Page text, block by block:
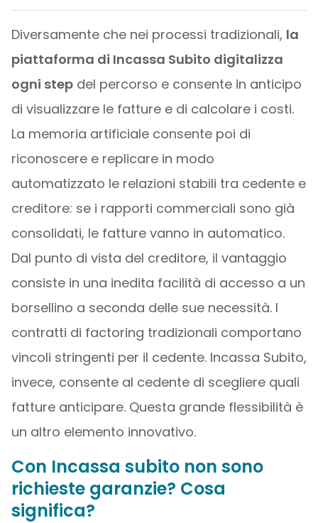
Diversamente che nei processi tradizionali, la
piattaforma di Incassa Subito digitalizza
ogni stepdel percorso e consente in anticipo
di visualizzare le fatture e di calcolare i costi.
La memoria artificiale consente poi di
riconoscere e replicare in modo
automatizzato le relazioni stabili tra cedente e
creditore: se i rapporti commerciali sono già
consolidati, le fatture vanno in automatico.
Dal punto di vista del creditore, il vantaggio
consiste in una inedita facilità di accesso a un
borsellino a seconda delle sue necessità. I
contratti di factoring tradizionali comportano
vincoli stringenti per il cedente. Incassa Subito,
invece, consente al cedente di scegliere quali
fatture anticipare. Questa grande flessibilità è
un altro elemento innovativo.
Con Incassa subito non sono
richieste garanzie? Cosa
significa?